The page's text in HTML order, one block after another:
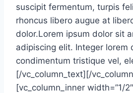
suscipit fermentum, turpis
rhoncus libero augue at
dolor.Lorem ipsum dolor sit
adipiscing elit. Integer lorem
condimentum tristique vel,
[/vc_column_text][/
[vc_column_inner width=”1/